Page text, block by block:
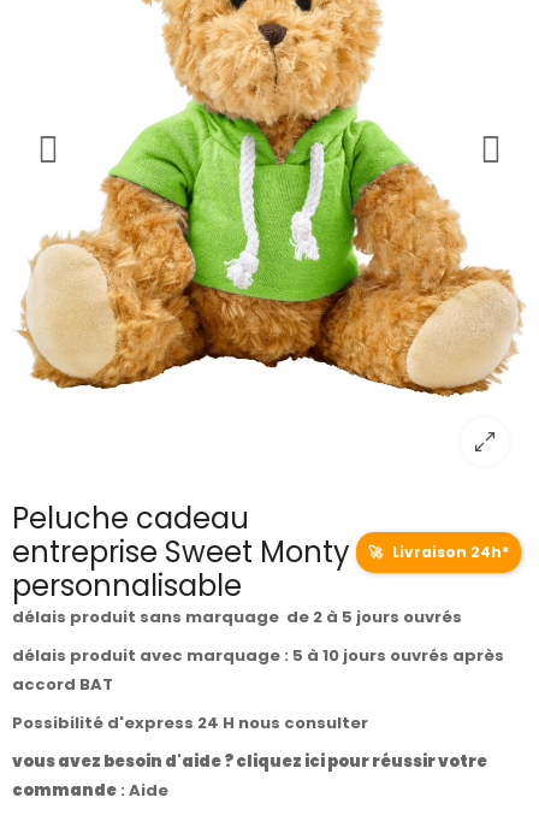
Peluche cadeau
entreprise Sweet Monty
personnalisable
🚀 Livraison 24h*
délais produit sans marquage de 2 à 5 jours ouvrés
délais produit avec marquage : 5 à 10 jours ouvrés après
accord BAT
Possibilité d'express 24 H nous consulter
vous avez besoin d'aide ? cliquez ici pour réussir votre
commande : Aide